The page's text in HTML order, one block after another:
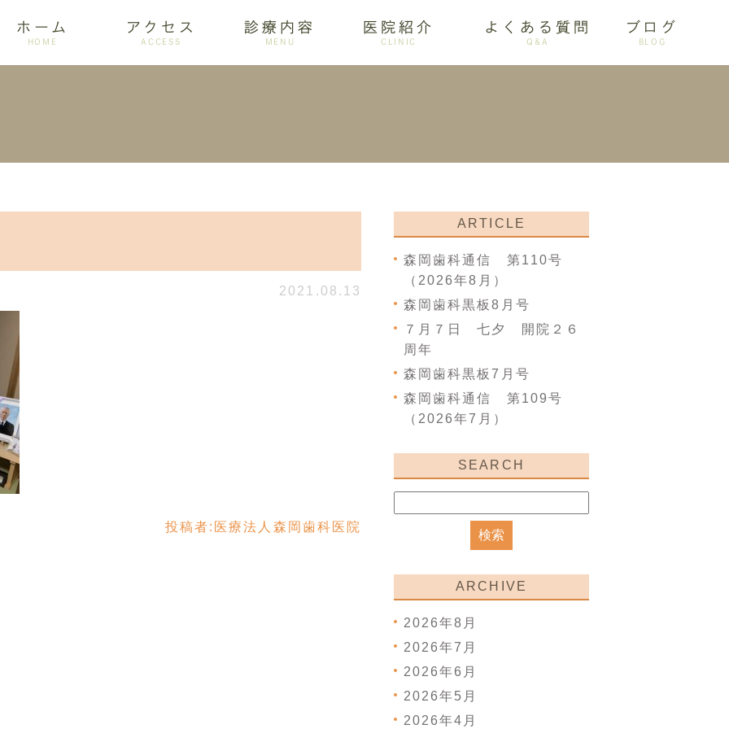
ホーム
HOME
アクセス
ACCESS
診療内容
MENU
訪問歯科 歯周病 ホワイトニング 審美歯科
医院紹介
CLINIC
設備紹介 アクセス
よくある質問
Q&A
ブログ
BLOG
グ
2021.08.13
投稿者: 医療法人森岡歯科医院
ARTICLE
森岡歯科通信 第110号
（2026年8月）
森岡歯科黒板8月号
７月７日 七夕 開院２６
周年
森岡歯科黒板7月号
森岡歯科通信 第109号
（2026年7月）
SEARCH
ARCHIVE
2026年8月
2026年7月
2026年6月
2026年5月
2026年4月